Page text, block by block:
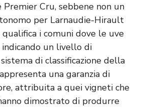
Premier Cru, sebbene non un
per Larnaudie-Hirault
qualifica i comuni dove le uve
un livello di
di classificazione della
una garanzia di
attribuita a quei vigneti che
dimostrato di produrre